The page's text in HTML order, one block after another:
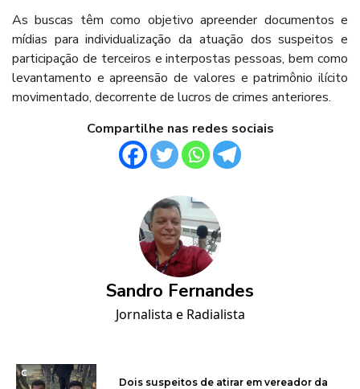
As buscas têm como objetivo apreender documentos e
mídias para individualização da atuação dos suspeitos e
participação de terceiros e interpostas pessoas, bem como
levantamento e apreensão de valores e patrimônio ilícito
movimentado, decorrente de lucros de crimes anteriores.
Compartilhe nas redes sociais
Sandro Fernandes
Jornalista e Radialista
Dois suspeitos de atirar em vereador da